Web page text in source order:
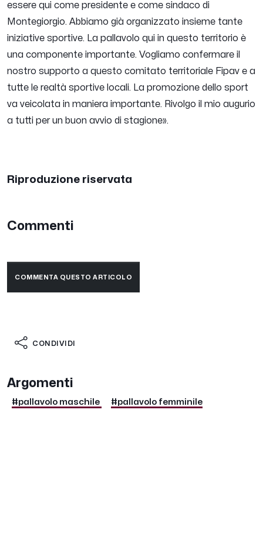
essere qui come presidente e come sindaco di
Montegiorgio. Abbiamo già organizzato insieme tante
iniziative sportive. La pallavolo qui in questo territorio è
una componente importante. Vogliamo confermare il
nostro supporto a questo comitato territoriale Fipav e a
tutte le realtà sportive locali. La promozione dello sport
va veicolata in maniera importante. Rivolgo il mio augurio
a tutti per un buon avvio di stagione».
Riproduzione riservata
Commenti
COMMENTA QUESTO ARTICOLO
CONDIVIDI
Argomenti
#pallavolo maschile #pallavolo femminile